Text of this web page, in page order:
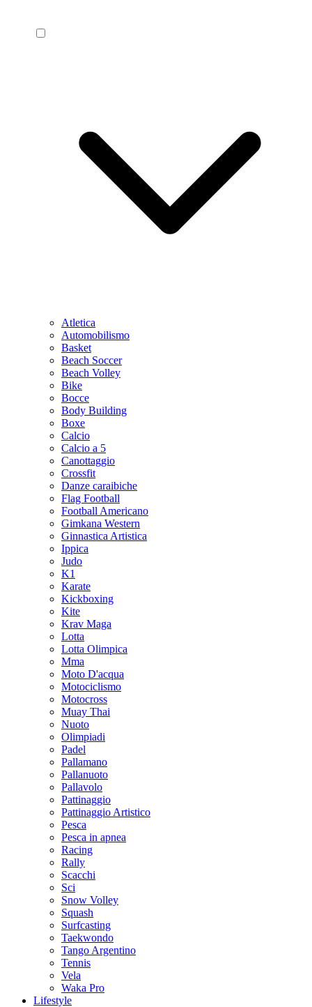
Atletica
Automobilismo
Basket
Beach Soccer
Beach Volley
Bike
Bocce
Body Building
Boxe
Calcio
Calcio a 5
Canottaggio
Crossfit
Danze caraibiche
Flag Football
Football Americano
Gimkana Western
Ginnastica Artistica
Ippica
Judo
K1
Karate
Kickboxing
Kite
Krav Maga
Lotta
Lotta Olimpica
Mma
Moto D'acqua
Motociclismo
Motocross
Muay Thai
Nuoto
Olimpiadi
Padel
Pallamano
Pallanuoto
Pallavolo
Pattinaggio
Pattinaggio Artistico
Pesca
Pesca in apnea
Racing
Rally
Scacchi
Sci
Snow Volley
Squash
Surfcasting
Taekwondo
Tango Argentino
Tennis
Vela
Waka Pro
Lifestyle